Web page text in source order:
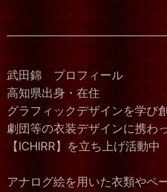
武田錦 プロフィール
高知県出身・在住
グラフィックデザインを学び
劇団等の衣装デザインに携わ
【ICHIRR】を立ち上げ活動中
アナログ絵を用いた衣類やペ